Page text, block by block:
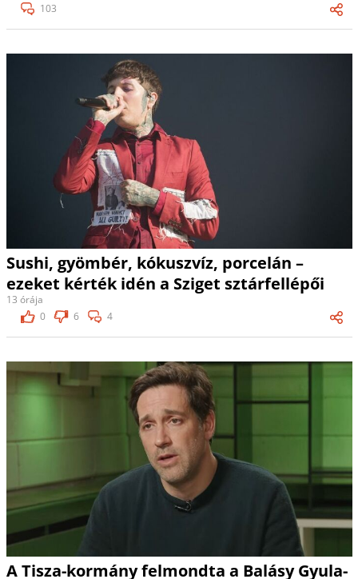
103
Sushi, gyömbér, kókuszvíz, porcelán –
ezeket kérték idén a Sziget sztárfellépői
13 órája
0
6 4
A Tisza-kormány felmondta a Balásy Gyula-